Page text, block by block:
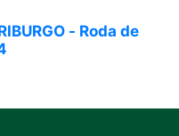
- Roda de